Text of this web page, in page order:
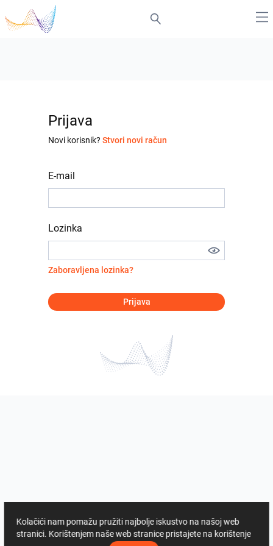
Prijava
Novi korisnik? Stvori novi račun
E-mail
Lozinka
Zaboravljena lozinka?
Prijava
Kolačići nam pomažu pružiti najbolje iskustvo na našoj web
stranici. Korištenjem naše web stranice pristajete na korištenje